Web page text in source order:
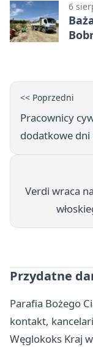
6
<< Poprzedni
Pracownicy
dodatkowe
Verdi wraca
Przydatne
Parafia Bożego
kontakt,
Węglokoks Kraj